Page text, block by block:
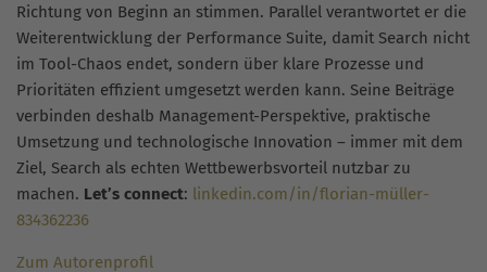
Richtung von Beginn an stimmen. Parallel verantwortet er die
Weiterentwicklung der Performance Suite, damit Search nicht
im Tool-Chaos endet, sondern über klare Prozesse und
Prioritäten effizient umgesetzt werden kann. Seine Beiträge
verbinden deshalb Management-Perspektive, praktische
Umsetzung und technologische Innovation – immer mit dem
Ziel, Search als echten Wettbewerbsvorteil nutzbar zu
machen. Let’s connect: linkedin.com/in/florian-müller-
834362236
Zum Autorenprofil